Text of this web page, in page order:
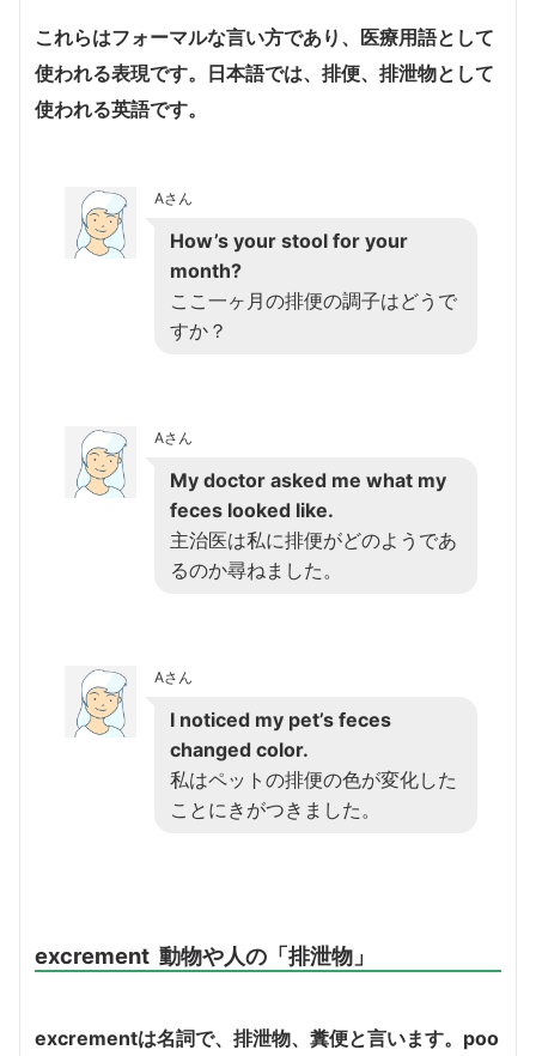
これらはフォーマルな言い方であり、医療用語として
使われる表現です。日本語では、排便、排泄物として
使われる英語です。
Aさん
How’s your stool for your
month?
ここ一ヶ月の排便の調子はどうで
すか？
Aさん
My doctor asked me what my
feces looked like.
主治医は私に排便がどのようであ
るのか尋ねました。
Aさん
I noticed my pet’s feces
changed color.
私はペットの排便の色が変化した
ことにきがつきました。
excrement 動物や人の「排泄物」
excrementは名詞で、排泄物、糞便と言います。 poo